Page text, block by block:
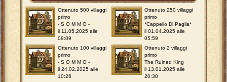
Ottenuto 500 villaggi
primo
- S O M M O -
il 11.05.2025 alle
09:09
Ottenuto 250 villaggi
primo
*Cappello Di Paglia*
il 01.04.2025 alle
05:59
Ottenuto 100 villaggi
primo
- S O M M O -
il 24.02.2025 alle
10:26
Ottenuto 2 villaggi
primo
The Ruined King
il 13.01.2025 alle
20:30